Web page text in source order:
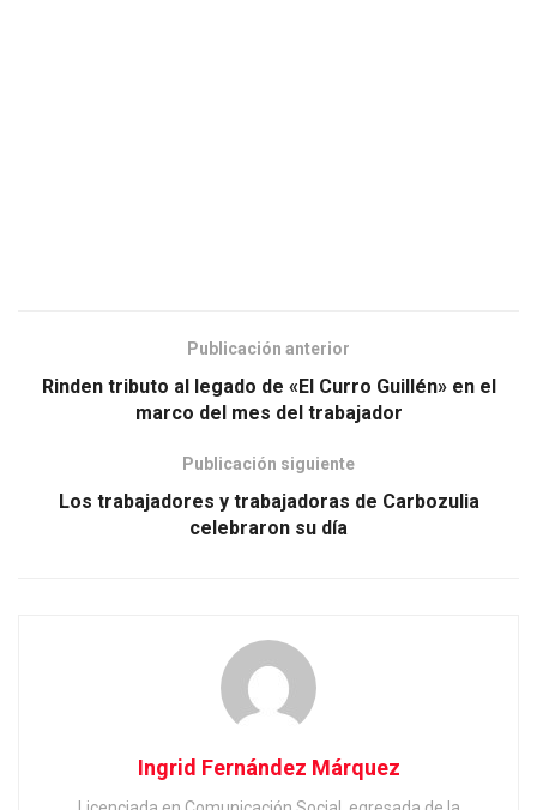
Publicación anterior
Rinden tributo al legado de «El Curro Guillén» en el
marco del mes del trabajador
Publicación siguiente
Los trabajadores y trabajadoras de Carbozulia
celebraron su día
Ingrid Fernández Márquez